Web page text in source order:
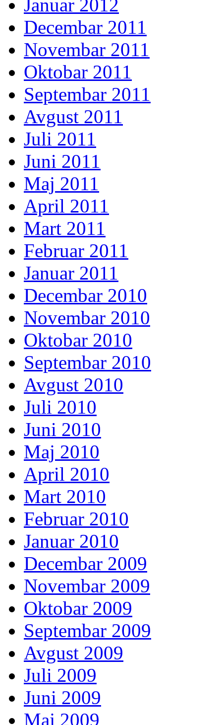
Januar 2012
Decembar 2011
Novembar 2011
Oktobar 2011
Septembar 2011
Avgust 2011
Juli 2011
Juni 2011
Maj 2011
April 2011
Mart 2011
Februar 2011
Januar 2011
Decembar 2010
Novembar 2010
Oktobar 2010
Septembar 2010
Avgust 2010
Juli 2010
Juni 2010
Maj 2010
April 2010
Mart 2010
Februar 2010
Januar 2010
Decembar 2009
Novembar 2009
Oktobar 2009
Septembar 2009
Avgust 2009
Juli 2009
Juni 2009
Maj 2009